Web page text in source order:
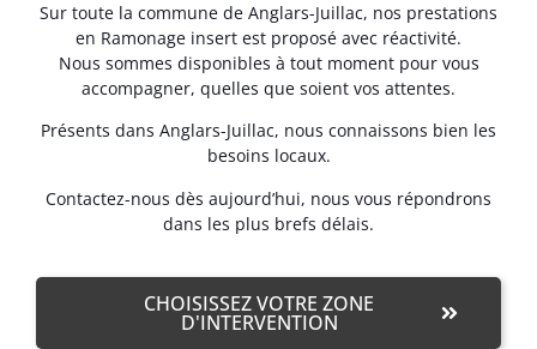
Sur toute la commune de Anglars-Juillac, nos prestations
en Ramonage insert est proposé avec réactivité.
Nous sommes disponibles à tout moment pour vous
accompagner, quelles que soient vos attentes.
Présents dans Anglars-Juillac, nous connaissons bien les
besoins locaux.
Contactez-nous dès aujourd’hui, nous vous répondrons
dans les plus brefs délais.
CHOISISSEZ VOTRE ZONE
D'INTERVENTION